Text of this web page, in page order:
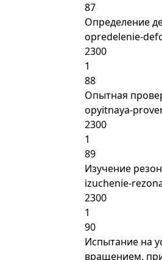
87
Определение
opredelenie-
2300
1
88
Опытная
opyitnaya-
2300
1
89
Изучение
izuchenie-
2300
1
90
Испытание на
вращением,